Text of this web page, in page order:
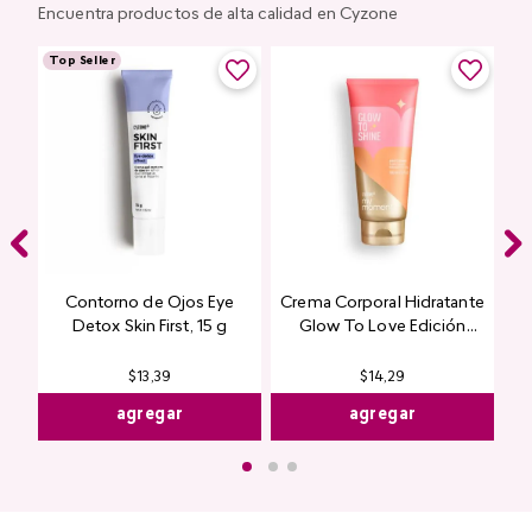
Encuentra productos de alta calidad en Cyzone
Top Seller
Contorno de Ojos Eye
Detox Skin First, 15 g
$13,39
agregar
Crema Corporal Hidratante
Glow To Love Edición
$14,29
agregar